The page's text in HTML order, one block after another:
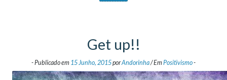
Get up!!
-Publicado em 15 Junho, 2015porAndorinha/EmPositivismo-